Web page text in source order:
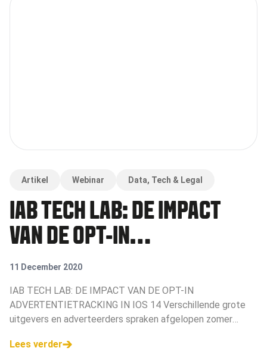
Artikel Webinar Data, Tech & Legal
IAB TECH LAB: DE IMPACT
VAN DE OPT-IN
ADVERTENTIETRACKING IN
IOS 14
11 December 2020
IAB TECH LAB: DE IMPACT VAN DE OPT-IN
ADVERTENTIETRACKING IN IOS 14 Verschillende grote
uitgevers en adverteerders spraken afgelopen zomer
mediauitgevers-spreke
Lees verder